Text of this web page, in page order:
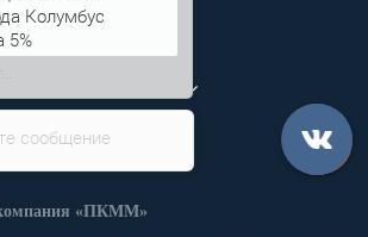
компания «ПКММ»
сообщение
жителей
Колумбус
5%